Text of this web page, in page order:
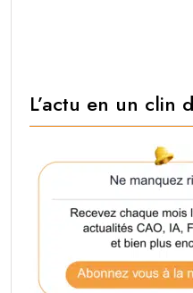
L’actu en un clin